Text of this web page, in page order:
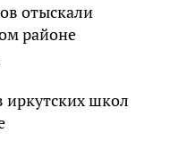
отыскали
районе
иркутских школ